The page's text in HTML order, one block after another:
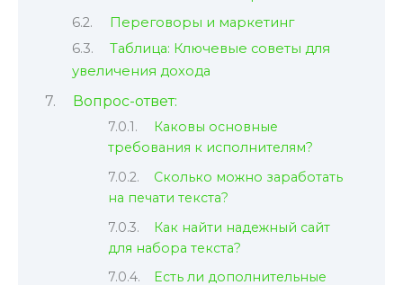
Переговоры и маркетинг
Таблица: Ключевые советы для
увеличения дохода
Вопрос-ответ:
Каковы основные
требования к исполнителям?
Сколько можно заработать
на печати текста?
Как найти надежный сайт
для набора текста?
Есть ли дополнительные